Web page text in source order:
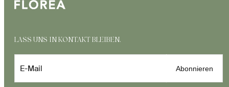
LASS UNS IN KONTAKT BLEIBEN.
E-Mail Abonnieren